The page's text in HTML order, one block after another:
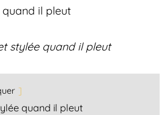
stylée quand il pleut
quand il pleut